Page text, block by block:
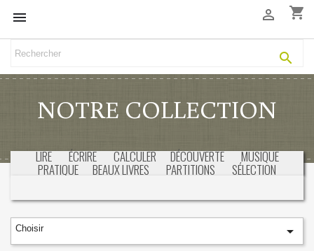
 shopping_cart


NOTRE COLLECTION
LIRE ÉCRIRE CALCULER DÉCOUVERTE MUSIQUE
PRATIQUE BEAUX LIVRES PARTITIONS SÉLECTION
Choisir 